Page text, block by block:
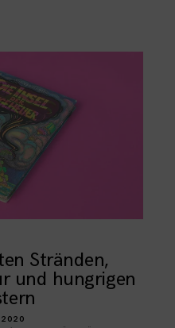
Stränden,
und hungrigen
2020